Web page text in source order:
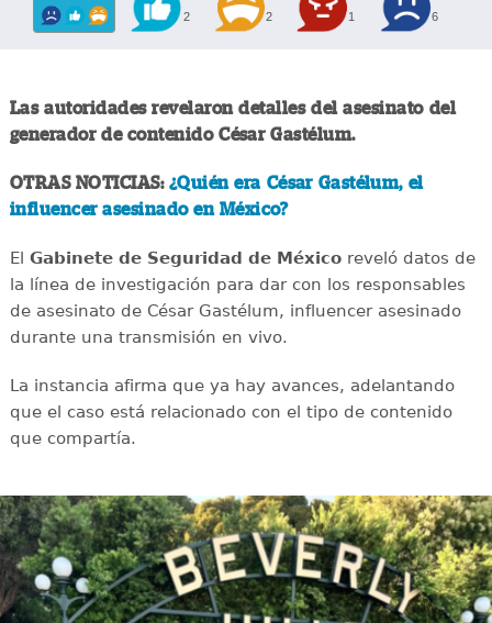
2 2 1 6
Las autoridades revelaron detalles del asesinato del
generador de contenido César Gastélum.
OTRAS NOTICIAS: ¿Quién era César Gastélum, el
influencer asesinado en México?
El Gabinete de Seguridad de Méxicoreveló datos de
la línea de investigación para dar con los responsables
de asesinato de César Gastélum, influencer asesinado
durante una transmisión en vivo.
La instancia afirma que ya hay avances, adelantando
que el caso está relacionado con el tipo de contenido
que compartía.